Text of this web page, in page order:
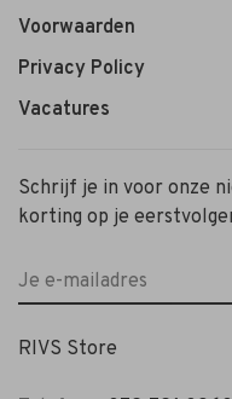
Voorwaarden
Privacy Policy
Vacatures
Schrijf je in voor onze
korting op je
RIVS Store